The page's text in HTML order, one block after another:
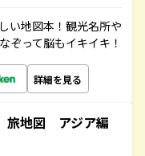
い地図本！観光名所や
ぞって脳もイキイキ！
詳細を見る
旅地図 アジア編